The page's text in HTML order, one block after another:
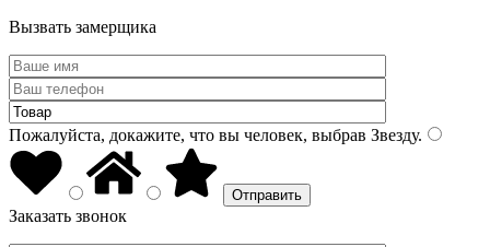
Вызвать замерщика
Пожалуйста, докажите, что вы человек, выбрав Звезду.
Заказать звонок